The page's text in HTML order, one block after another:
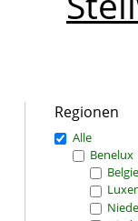
Regionen
Alle
Benelux